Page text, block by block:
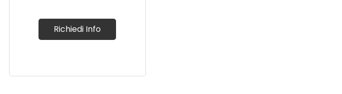
Richiedi Info